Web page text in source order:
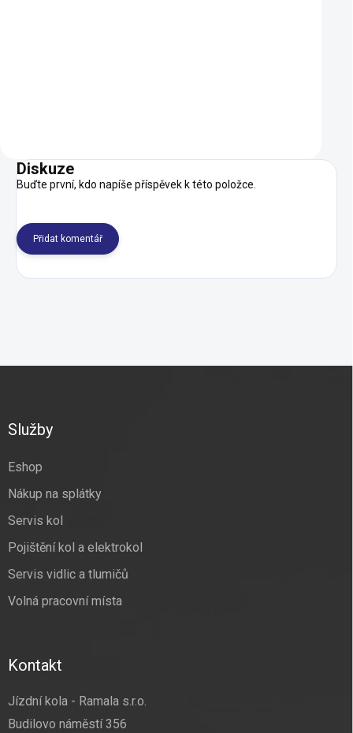
Diskuze
Buďte první, kdo napíše příspěvek k této položce.
Přidat komentář
Služby
Eshop
Nákup na splátky
Servis kol
Pojištění kol a elektrokol
Servis vidlic a tlumičů
Volná pracovní místa
Kontakt
Jízdní kola - Ramala s.r.o.
Budilovo náměstí 356